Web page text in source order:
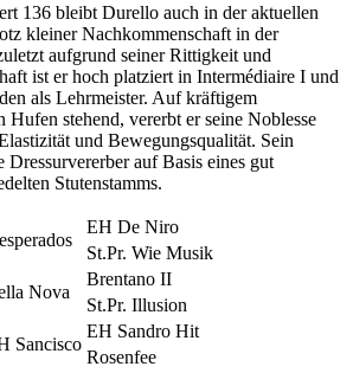
136 bleibt Durello auch in der aktuellen
kleiner Nachkommenschaft in der
aufgrund seiner Rittigkeit und
ist er hoch platziert in Intermédiaire I und
als Lehrmeister. Auf kräftigem
Hufen stehend, vererbt er seine Noblesse
und Bewegungsqualität. Sein
Dressurvererber auf Basis eines gut
Stutenstamms.
EH De Niro
St.Pr. Wie Musik
Nova
Brentano II
St.Pr. Illusion
Sancisco
EH Sandro Hit
Rosenfee